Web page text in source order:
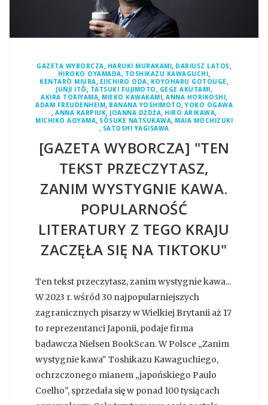
GAZETA WYBORCZA, HARUKI MURAKAMI, DARIUSZ LATOŚ,
HIROKO OYAMADA, TOSHIKAZU KAWAGUCHI,
KENTARŌ MIURA, EIICHIRO ODA, KOYOHARU GOTOUGE,
JUNJI ITŌ, TATSUKI FUJIMOTO, GEGE AKUTAMI,
AKIRA TORIYAMA, MIEKO KAWAKAMI, ANNA HORIKOSHI,
ADAM FREUDENHEIM, BANANA YOSHIMOTO,YOKO OGAWA
, ANNA KARPIUK, JOANNA DŻDŻA, HIRO ARIKAWA,
MICHIKO AOYAMA, SŌSUKE NATSUKAWA, MAIA MOCHIZUKI
, SATOSHI YAGISAWA
[GAZETA WYBORCZA] "TEN
TEKST PRZECZYTASZ,
ZANIM WYSTYGNIE KAWA.
POPULARNOŚĆ
LITERATURY Z TEGO KRAJU
ZACZĘŁA SIĘ NA TIKTOKU"
Ten tekst przeczytasz, zanim wystygnie kawa...
W 2023 r. wśród 30 najpopularniejszych
zagranicznych pisarzy w Wielkiej Brytanii aż 17
to reprezentanci Japonii, podaje firma
badawcza Nielsen BookScan. W Polsce „Zanim
wystygnie kawa" Toshikazu Kawaguchiego,
ochrzczonego mianem „japońskiego Paulo
Coelho", sprzedała się w ponad 100 tysiącach